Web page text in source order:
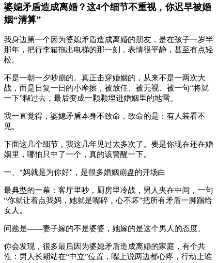
婆媳矛盾造成离婚？这4个细节不重视，你迟早被婚
姻“清算”
我身边第一个因为婆媳矛盾造成离婚的朋友，是在孩子一岁半
那年，把行李箱拖出电梯的那一刻，表情很平静，甚至有点轻
松。
不是一朝一夕吵崩的。真正击穿婚姻的，从来不是一两次大
战，而是日复一日的小摩擦，被放任、被无视、被一句“将就
一下”糊过去，最后变成一颗颗埋进婚姻里的地雷。
我一直觉得，婆媳矛盾本身不致命，致命的是：有人装看不
见。
下面这几个细节，我这几年见过太多次了。要是你现在还在婚
姻里，哪怕只中了一个，真的该警醒一下。
一、“妈就是为你好”，是很多婚姻崩盘的开场白
最典型的一幕：客厅里吵，厨房里冷战，男人夹在中间，一句
“你就让着点我妈，她就是嘴碎，心不坏”把所有矛盾一脚踢给
女人。
问题是——妻子嫁的不是婆婆，她嫁的是这个男人的态度。
你会发现，很多最后因为婆媳矛盾造成离婚的家庭，有个共
性：男人长期站在“中立”位置，嘴上说两边都心疼，行动上谁